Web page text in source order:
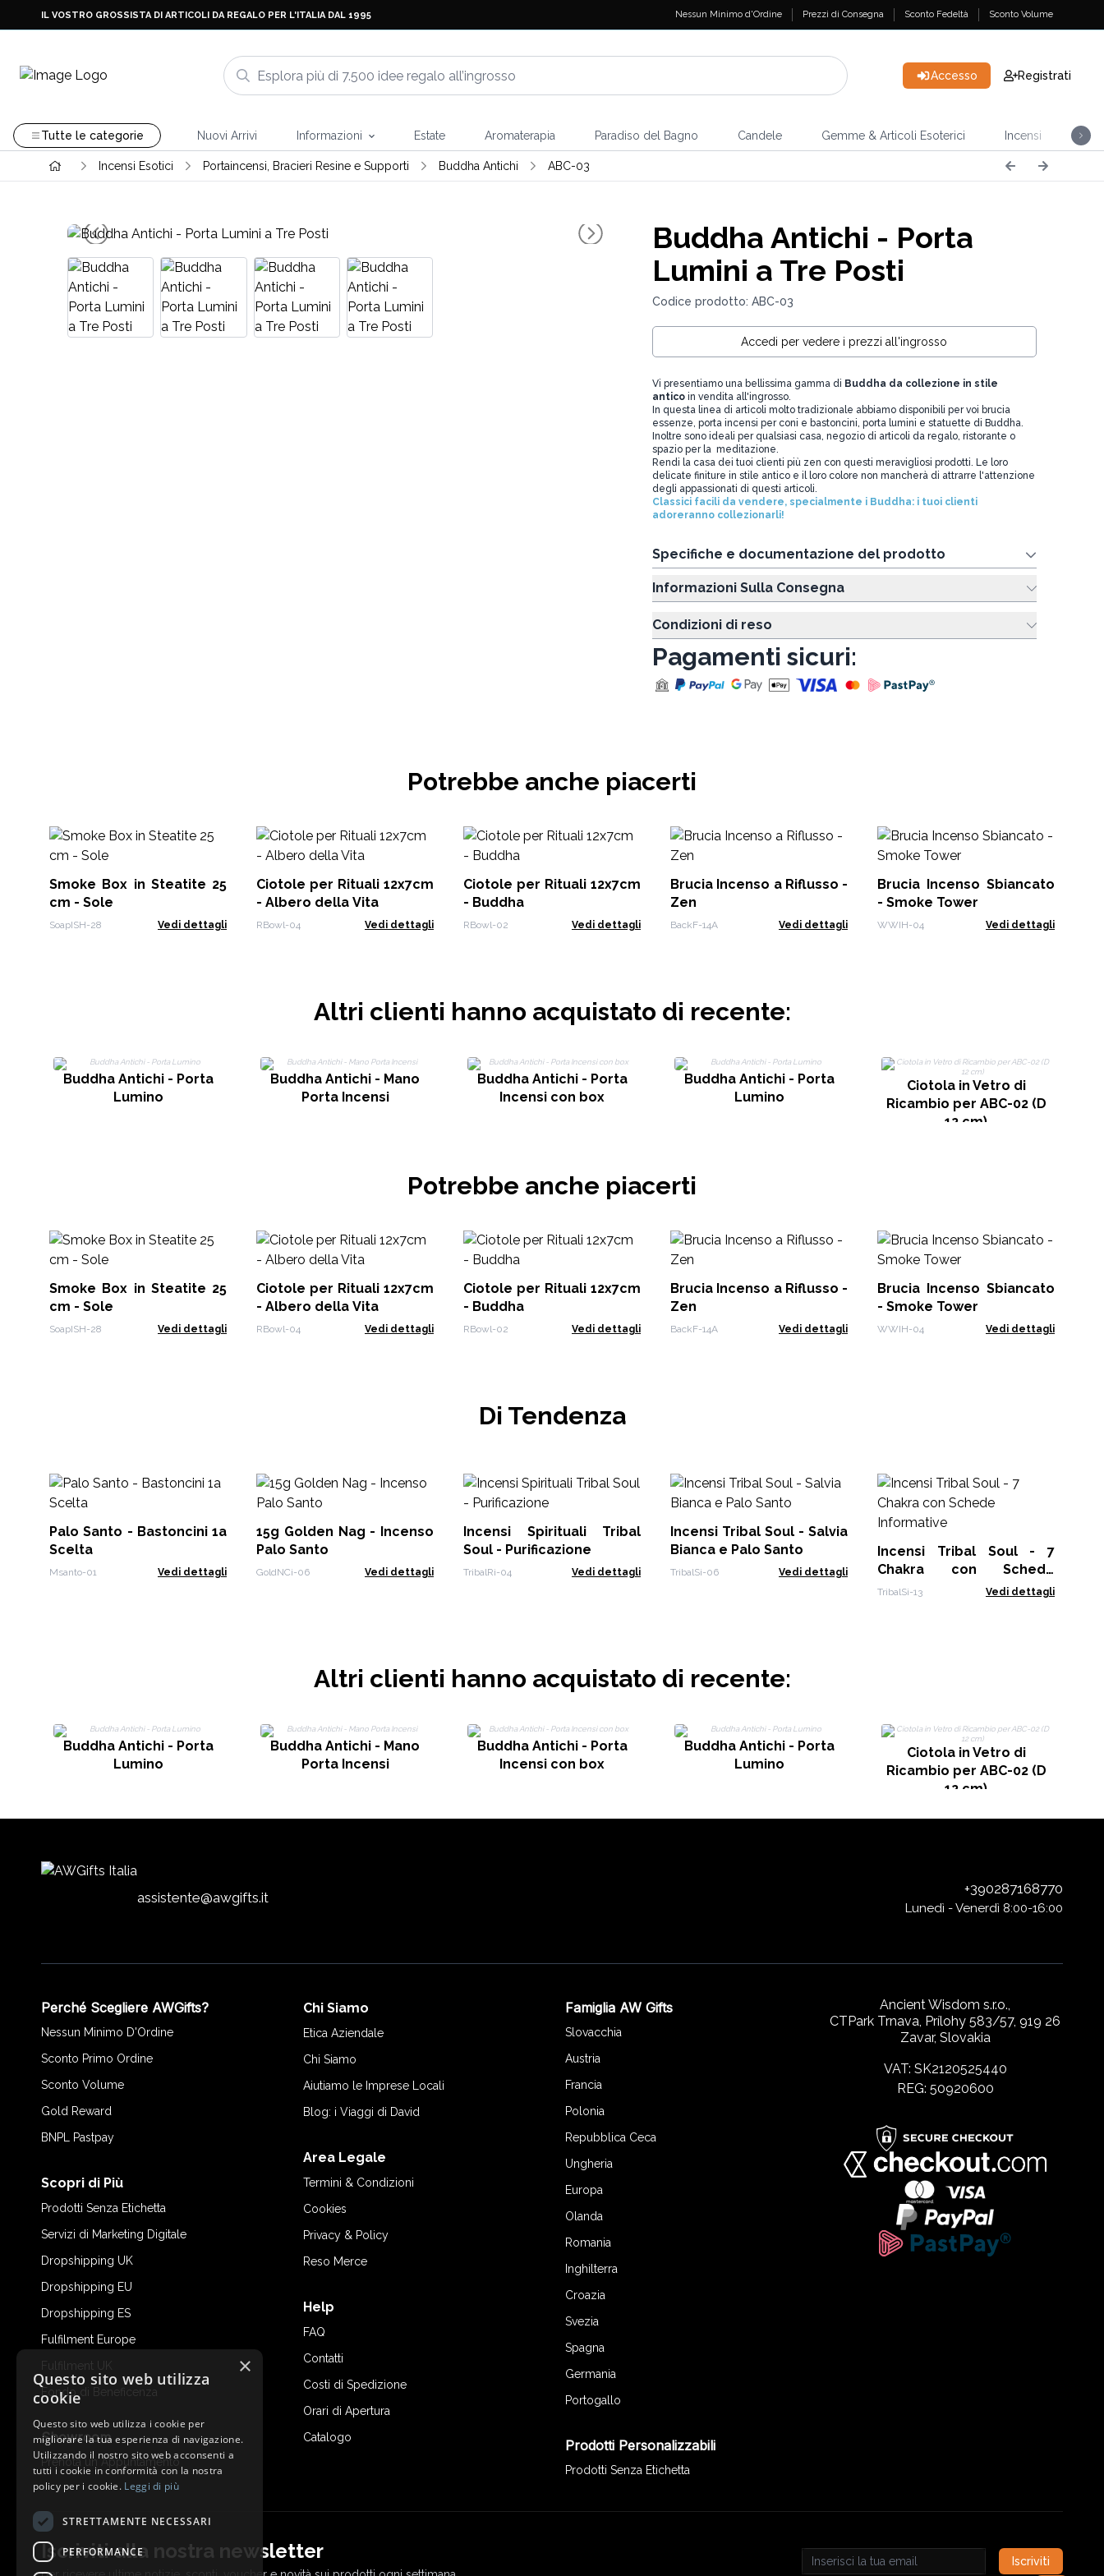
IL VOSTRO GROSSISTA DI ARTICOLI DA REGALO PER L'ITALIA DAL 1995 Nessun Minimo d'Ordine Prezzi di Consegna Sconto Fedeltà Sconto Volume
Accesso Registrati
Tutte le categorie Nuovi Arrivi Informazioni Estate Aromaterapia Paradiso del Bagno Candele Gemme & Articoli Esoterici Incensi
Incensi Esotici Portaincensi, Bracieri Resine e Supporti Buddha Antichi ABC-03
Buddha Antichi - Porta
Lumini a Tre Posti
Codice prodotto: ABC-03
Accedi per vedere i prezzi all'ingrosso
Vi presentiamo una bellissima gamma di Buddha da collezione in stile
antico in vendita all'ingrosso.
In questa linea di articoli molto tradizionale abbiamo disponibili per voi brucia
essenze, porta incensi per coni e bastoncini, porta lumini e statuette di Buddha.
Inoltre sono ideali per qualsiasi casa, negozio di articoli da regalo, ristorante o
spazio per la meditazione.
Rendi la casa dei tuoi clienti più zen con questi meravigliosi prodotti. Le loro
delicate finiture in stile antico e il loro colore non mancherà di attrarre l'attenzione
degli appassionati di questi articoli.
Classici facili da vendere, specialmente i Buddha: i tuoi clienti
adoreranno collezionarli!
Specifiche e documentazione del prodotto
Informazioni Sulla Consegna
Condizioni di reso
Pagamenti sicuri:
Potrebbe anche piacerti
Smoke Box in Steatite 25
cm - Sole
SoapISH-28 Vedi dettagli
Ciotole per Rituali 12x7cm
- Albero della Vita
RBowl-04 Vedi dettagli
Ciotole per Rituali 12x7cm
- Buddha
RBowl-02 Vedi dettagli
Brucia Incenso a Riflusso -
Zen
BackF-14A Vedi dettagli
Brucia Incenso Sbiancato
- Smoke Tower
WWIH-04 Vedi dettagli
Altri clienti hanno acquistato di recente:
Buddha Antichi - Porta
Lumino
Buddha Antichi - Mano
Porta Incensi
Buddha Antichi - Porta
Incensi con box
Buddha Antichi - Porta
Lumino
Ciotola in Vetro di
Ricambio per ABC-02 (D
12 cm)
Potrebbe anche piacerti
Smoke Box in Steatite 25
cm - Sole
SoapISH-28 Vedi dettagli
Ciotole per Rituali 12x7cm
- Albero della Vita
RBowl-04 Vedi dettagli
Ciotole per Rituali 12x7cm
- Buddha
RBowl-02 Vedi dettagli
Brucia Incenso a Riflusso -
Zen
BackF-14A Vedi dettagli
Brucia Incenso Sbiancato
- Smoke Tower
WWIH-04 Vedi dettagli
Di Tendenza
Palo Santo - Bastoncini 1a
Scelta
Msanto-01 Vedi dettagli
15g Golden Nag - Incenso
Palo Santo
GoldNCi-06 Vedi dettagli
Incensi Spirituali Tribal
Soul - Purificazione
TribalRi-04 Vedi dettagli
Incensi Tribal Soul - Salvia
Bianca e Palo Santo
TribalSi-06 Vedi dettagli
Incensi Tribal Soul - 7
Chakra con Schede
Informative
TribalSi-13 Vedi dettagli
Altri clienti hanno acquistato di recente:
Buddha Antichi - Porta
Lumino
Buddha Antichi - Mano
Porta Incensi
Buddha Antichi - Porta
Incensi con box
Buddha Antichi - Porta
Lumino
Ciotola in Vetro di
Ricambio per ABC-02 (D
12 cm)
assistente@awgifts.it
+390287168770
Lunedì - Venerdì 8:00-16:00
Perché Scegliere AWGifts?
Nessun Minimo D'Ordine
Sconto Primo Ordine
Sconto Volume
Gold Reward
BNPL Pastpay
Scopri di Più
Prodotti Senza Etichetta
Servizi di Marketing Digitale
Dropshipping UK
Dropshipping EU
Dropshipping ES
Fulfilment Europe
Fulfilment UK
Fondo di Beneficenza
Showroom
Prenota un Appuntamento
Chi Siamo
Etica Aziendale
Chi Siamo
Aiutiamo le Imprese Locali
Blog: i Viaggi di David
Area Legale
Termini & Condizioni
Cookies
Privacy & Policy
Reso Merce
Help
FAQ
Contatti
Costi di Spedizione
Orari di Apertura
Catalogo
Famiglia AW Gifts
Slovacchia
Austria
Francia
Polonia
Repubblica Ceca
Ungheria
Europa
Olanda
Romania
Inghilterra
Croazia
Svezia
Spagna
Germania
Portogallo
Prodotti Personalizzabili
Prodotti Senza Etichetta
Ancient Wisdom s.r.o.,
CTPark Trnava, Prílohy 583/57, 919 26
Zavar, Slovakia
VAT: SK2120525440
REG: 50920600
Iscriviti alla nostra newsletter
Email address
Iscriviti
×
Questo sito web utilizza
cookie
Questo sito web utilizza i cookie per
migliorare la tua esperienza di navigazione.
Utilizzando il nostro sito web acconsenti a
tutti i cookie in conformità con la nostra
policy per i cookie. Leggi di più
STRETTAMENTE NECESSARI
PERFORMANCE